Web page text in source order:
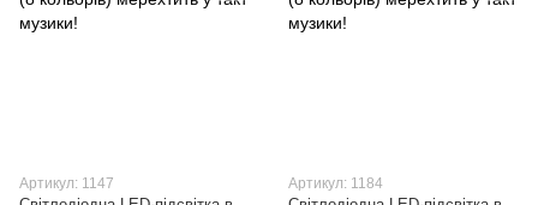
Артикул: 1147 Артикул: 1184